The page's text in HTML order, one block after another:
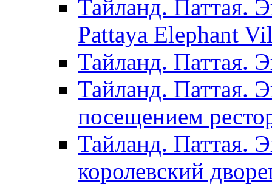
Тайланд. Паттая.
Pattaya Elephant
Тайланд. Паттая.
Тайланд. Паттая.
посещением
Тайланд. Паттая.
королевский